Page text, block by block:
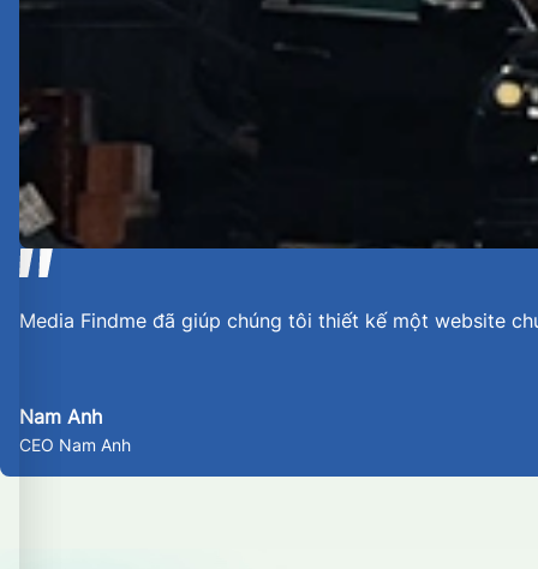
Media Findme đã giúp chúng tôi thiết kế một website
Nam Anh
CEO Nam Anh